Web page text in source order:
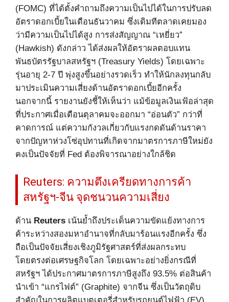
(FOMC) ที่ได้ตั้งคำถามถึงความเป็นไปได้ในการปรับลด
อัตราดอกเบี้ยในเดือนธันวาคม ซึ่งเดิมทีตลาดเคยมอง
ว่ามีความเป็นไปได้สูง การส่งสัญญาณ “เหยี่ยว”
(Hawkish) ดังกล่าว ได้ส่งผลให้อัตราผลตอบแทน
พันธบัตรรัฐบาลสหรัฐฯ (Treasury Yields) โดยเฉพาะ
รุ่นอายุ 2-7 ปี พุ่งสูงขึ้นอย่างรวดเร็ว ทำให้นักลงทุนกลับ
มาประเมินความเสี่ยงด้านอัตราดอกเบี้ยอีกครั้ง
นอกจากนี้ รายงานยังชี้ให้เห็นว่า แม้ข้อมูลเงินเฟ้อล่าสุด
ที่ประกาศเมื่อเดือนตุลาคมจะออกมา “อ่อนตัว” กว่าที่
คาดการณ์ แต่ความกังวลเกี่ยวกับแรงกดดันด้านราคา
จากปัญหาห่วงโซ่อุปทานที่เกิดจากมาตรการภาษีใหม่ยัง
คงเป็นปัจจัยที่ Fed ต้องพิจารณาอย่างใกล้ชิด
Reuters: ความตึงเครียดทางการค้า
สหรัฐฯ-จีน จุดชนวนความเสี่ยง
ด้าน Reuters เน้นย้ำถึงประเด็นความขัดแย้งทางการ
ค้าระหว่างสองมหาอำนาจที่กลับมาร้อนแรงอีกครั้ง ซึ่ง
ถือเป็นปัจจัยเสี่ยงเชิงภูมิรัฐศาสตร์ที่ส่งผลกระทบ
โดยตรงต่อเศรษฐกิจโลก โดยเฉพาะอย่างยิ่งกรณีที่
สหรัฐฯ ได้ประกาศมาตรการภาษีสูงถึง 93.5% ต่อสินค้า
นำเข้า “แกรไฟต์” (Graphite) จากจีน ซึ่งเป็นวัตถุดิบ
สำคัญในการผลิตแบตเตอรี่สำหรับรถยนต์ไฟฟ้า (EV)